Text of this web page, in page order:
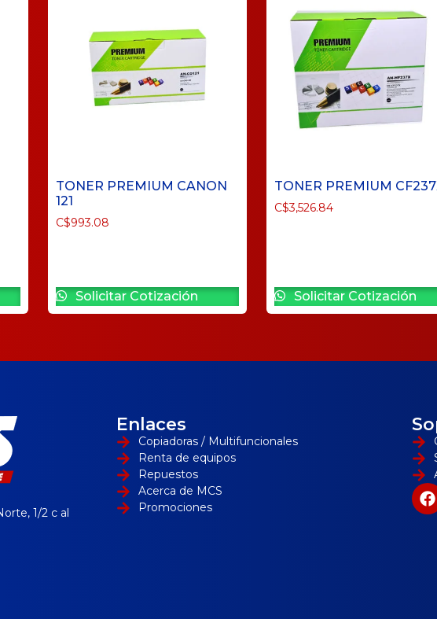
TONER PREMIUM CANON
121
C$993.08
Solicitar Cotización
TONER PREMIUM
C$3,526.84
Solicitar Cotización
1/2 c al
Enlaces
Copiadoras / Multifuncionales
Renta de equipos
Repuestos
Acerca de MCS
Promociones